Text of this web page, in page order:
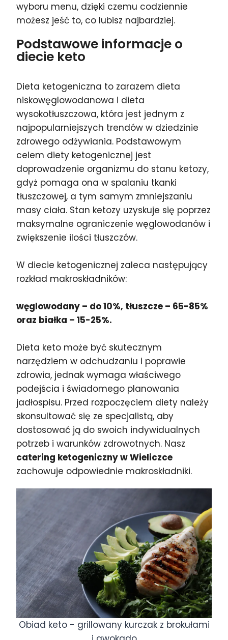
wyboru menu, dzięki czemu codziennie
możesz jeść to, co lubisz najbardziej.
Podstawowe informacje o
diecie keto
Dieta ketogeniczna to zarazem dieta
niskowęglowodanowa i dieta
wysokotłuszczowa, która jest jednym z
najpopularniejszych trendów w dziedzinie
zdrowego odżywiania. Podstawowym
celem diety ketogenicznej jest
doprowadzenie organizmu do stanu ketozy,
gdyż pomaga ona w spalaniu tkanki
tłuszczowej, a tym samym zmniejszaniu
masy ciała. Stan ketozy uzyskuje się poprzez
maksymalne ograniczenie węglowodanów i
zwiększenie ilości tłuszczów.
W diecie ketogenicznej zaleca następujący
rozkład makroskładników:
węglowodany – do 10%, tłuszcze – 65-85%
oraz białka – 15-25%.
Dieta keto może być skutecznym
narzędziem w odchudzaniu i poprawie
zdrowia, jednak wymaga właściwego
podejścia i świadomego planowania
jadłospisu. Przed rozpoczęciem diety należy
skonsultować się ze specjalistą, aby
dostosować ją do swoich indywidualnych
potrzeb i warunków zdrowotnych. Nasz
catering ketogeniczny w Wieliczce
zachowuje odpowiednie makroskładniki.
Obiad keto - grillowany kurczak z brokułami